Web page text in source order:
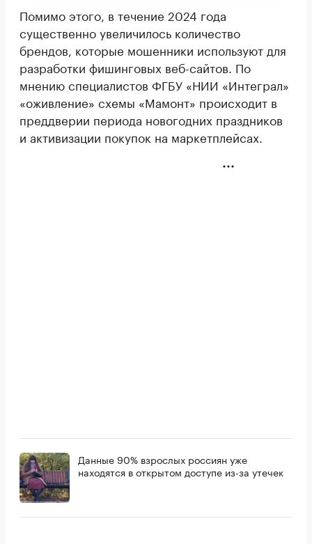
Помимо этого, в течение 2024 года
существенно увеличилось количество
брендов, которые мошенники используют для
разработки фишинговых веб-сайтов. По
мнению специалистов ФГБУ «НИИ «Интеграл»
«оживление» схемы «Мамонт» происходит в
преддверии периода новогодних праздников
и активизации покупок на маркетплейсах.
Данные 90% взрослых россиян уже
находятся в открытом доступе из-за утечек